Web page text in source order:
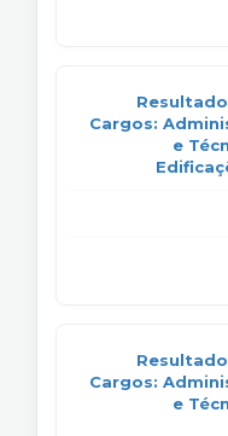
Cargos:
e
Cargos:
e